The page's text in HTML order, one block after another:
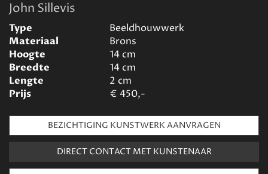
John Sillevis
Type
Beeldhouwwerk
Materiaal
Brons
Hoogte
14cm
Breedte
14cm
Lengte
2 cm
Prijs
€ 450,-
BEZICHTIGING KUNSTWERK AANVRAGEN
DIRECT CONTACT MET KUNSTENAAR